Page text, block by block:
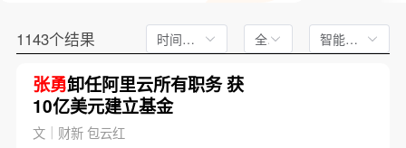
1143个结果 时间不限 全文 智能排序
张勇卸任阿里云所有职务 获
10亿美元建立基金
文｜财新 包云红